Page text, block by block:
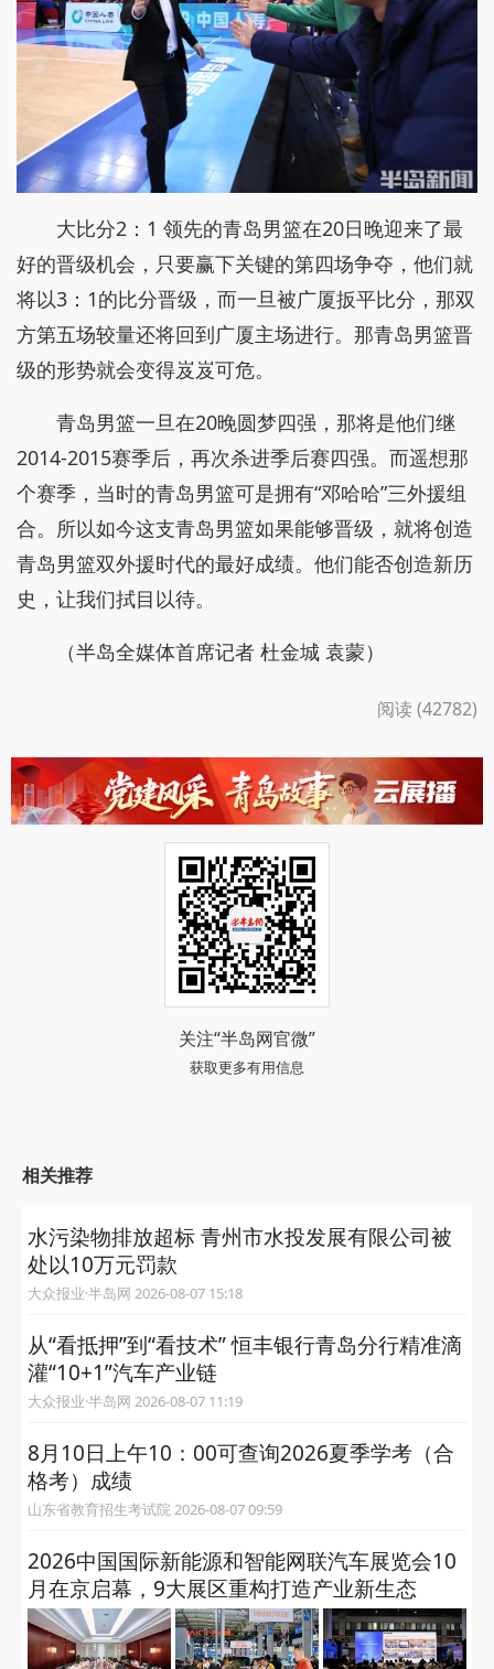
大比分2：1 领先的青岛男篮在20日晚迎来了最
好的晋级机会，只要赢下关键的第四场争夺，他们就
将以3：1的比分晋级，而一旦被广厦扳平比分，那双
方第五场较量还将回到广厦主场进行。那青岛男篮晋
级的形势就会变得岌岌可危。
青岛男篮一旦在20晚圆梦四强，那将是他们继
2014-2015赛季后，再次杀进季后赛四强。而遥想那
个赛季，当时的青岛男篮可是拥有“邓哈哈”三外援组
合。所以如今这支青岛男篮如果能够晋级，就将创造
青岛男篮双外援时代的最好成绩。他们能否创造新历
史，让我们拭目以待。
（半岛全媒体首席记者 杜金城 袁蒙）
阅读 (42782)
关注“半岛网官微”
获取更多有用信息
相关推荐
水污染物排放超标 青州市水投发展有限公司被
处以10万元罚款
大众报业·半岛网 2026-08-07 15:18
从“看抵押”到“看技术” 恒丰银行青岛分行精准滴
灌“10+1”汽车产业链
大众报业·半岛网 2026-08-07 11:19
8月10日上午10：00可查询2026夏季学考（合
格考）成绩
山东省教育招生考试院 2026-08-07 09:59
2026中国国际新能源和智能网联汽车展览会10
月在京启幕，9大展区重构打造产业新生态